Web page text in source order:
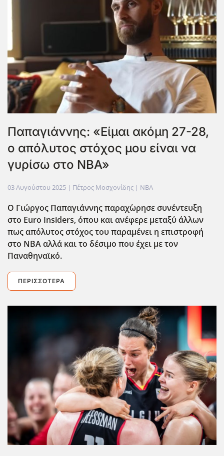
Παπαγιάννης: «Είμαι ακόμη 27-28,
ο απόλυτος στόχος μου είναι να
γυρίσω στο NBA»
03 Αυγούστου 2025 | Πέτρος Μοσχονίδης | NBA
Ο Γιώργος Παπαγιάννης παραχ΄ωρησε συνέντευξη
στο Euro Insiders, όπου και ανέφερε μεταξ΄υ άλλων
πως απόλυτος στόχος του παραμένει η επιστροφή
στο ΝΒΑ αλλά και το δέσιμο που έχει με τον
Παναθηναϊκό.
ΠΕΡΙΣΣΌΤΕΡΑ